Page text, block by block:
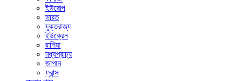
ইউরোপ
ভারত
যুক্তরাজ্য
ইউক্রেন
রাশিয়া
মধ্যপ্রাচ্য
জাপান
ফ্রান্স